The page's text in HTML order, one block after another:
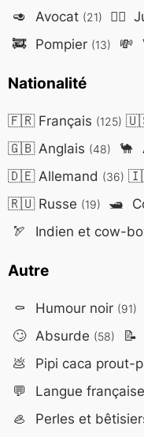
🥑 Avocat (21) 👨‍⚖️
🚒 Pompier (13) 💸
Nationalité
🇫🇷Français (125)
🇬🇧Anglais (48) 🐪
🇩🇪Allemand (36)
🇷🇺Russe (19) 🛥️
🏹 Indien et cow-
Autre
⚰️ Humour noir (91)
🙄 Absurde (58) 📝
💩 Pipi caca prout-
💬 Langue française
🦪 Perles et